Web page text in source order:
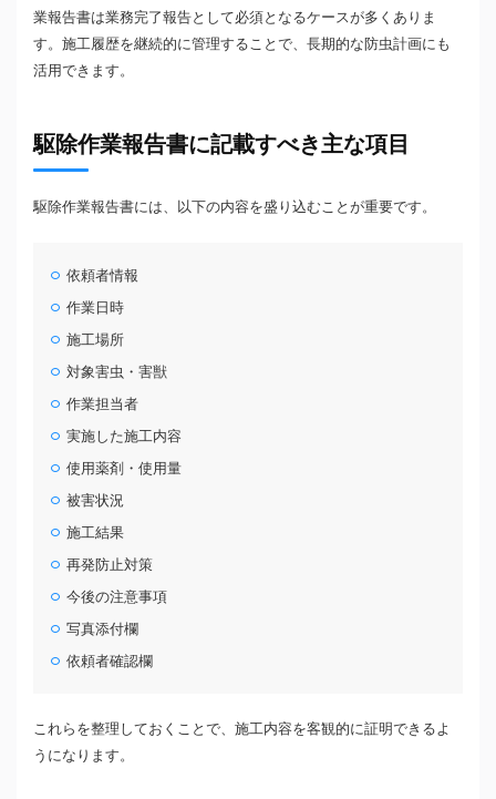
業報告書は業務完了報告として必須となるケースが多くありま
す。施工履歴を継続的に管理することで、長期的な防虫計画にも
活用できます。
駆除作業報告書に記載すべき主な項目
駆除作業報告書には、以下の内容を盛り込むことが重要です。
依頼者情報
作業日時
施工場所
対象害虫・害獣
作業担当者
実施した施工内容
使用薬剤・使用量
被害状況
施工結果
再発防止対策
今後の注意事項
写真添付欄
依頼者確認欄
これらを整理しておくことで、施工内容を客観的に証明できるよ
うになります。